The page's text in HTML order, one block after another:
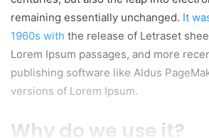
remaining essentially unchanged. It
1960s with the release of Letraset
Lorem Ipsum passages, and more
publishing software like Aldus
versions of Lorem Ipsum.
Why do we use it?